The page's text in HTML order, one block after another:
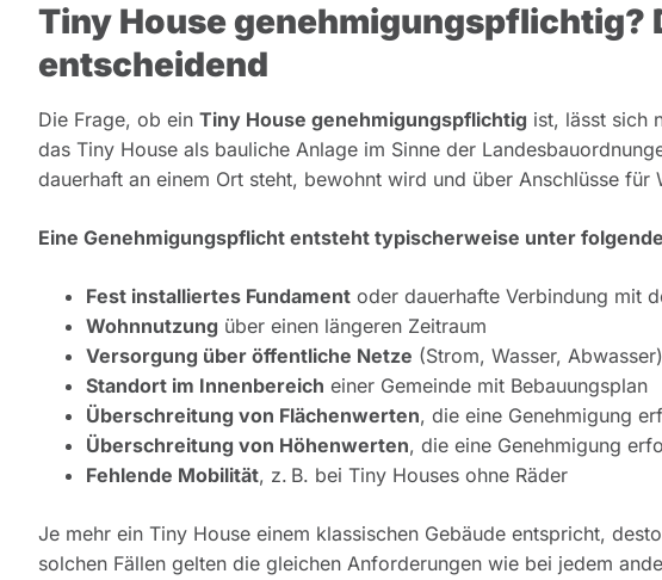
Tiny House genehmigungspflichtig?
entscheidend
Die Frage, ob ein Tiny House genehmigungspflichtig ist, lässt sich
das Tiny House als bauliche Anlage im Sinne der
dauerhaft an einem Ort steht, bewohnt wird und über Anschlüsse für
Eine Genehmigungspflicht entsteht typischerweise unter
Fest installiertes Fundament oder dauerhafte Verbindung mit
Wohnnutzung über einen längeren Zeitraum
Versorgung über öffentliche Netze (Strom, Wasser, Abwasser)
Standort im Innenbereich einer Gemeinde mit Bebauungsplan
Überschreitung von Flächenwerten, die eine Genehmigung
Überschreitung von Höhenwerten, die eine Genehmigung
Fehlende Mobilität, z. B. bei Tiny Houses ohne Räder
Je mehr ein Tiny House einem klassischen Gebäude entspricht,
solchen Fällen gelten die gleichen Anforderungen wie bei jedem